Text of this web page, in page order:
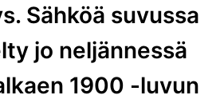
Sähköä suvussa
jo neljännessä
1900 -luvun